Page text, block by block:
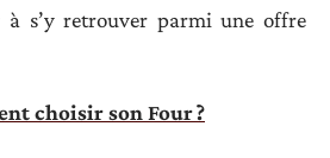
à s’y retrouver parmi une offre
choisir son Four ?